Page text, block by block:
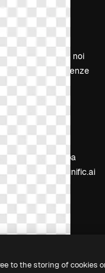
Chi siamo
Lavora con noi
Cerca tendenze
Blog
Slidesgo
contenuti
Sala stampa
Cerchi magnific.ai
to the storing of cookies